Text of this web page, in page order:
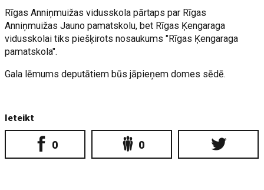
Rīgas Anniņmuižas vidusskola pārtaps par Rīgas
Anniņmuižas Jauno pamatskolu, bet Rīgas Ķengaraga
vidusskolai tiks piešķirots nosaukums "Rīgas Ķengaraga
pamatskola".
Gala lēmums deputātiem būs jāpieņem domes sēdē.
Ieteikt
0 0